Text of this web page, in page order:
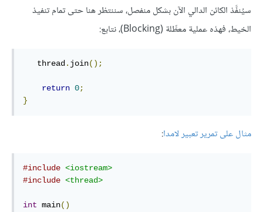
سيُنفَّذ الكائن الدالي الآن بشكل منفصل، سننتظر هنا حتى تمام تنفيذ
الخيط، فهذه عملية معطِّلة (Blocking)، نتابع:
   thread
. join();
return 0;
}
مثال على تمرير تعبير لامدا:
#include <iostream>
#include <thread>
int main()